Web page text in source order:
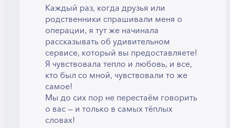
Каждый раз, когда друзья или
родственники спрашивали меня о
операции, я тут же начинала
рассказывать об удивительном
сервисе, который вы предоставляете!
Я чувствовала тепло и любовь, и все,
кто был со мной, чувствовали то же
самое!
Мы до сих пор не перестаём говорить
о вас — и только в самых тёплых
словах!